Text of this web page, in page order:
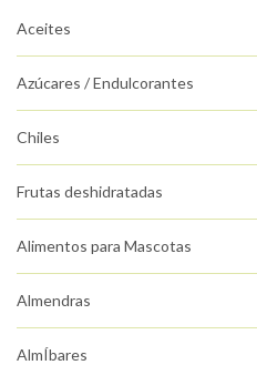
Aceites
Azúcares / Endulcorantes
Chiles
Frutas deshidratadas
Alimentos para Mascotas
Almendras
AlmÍbares